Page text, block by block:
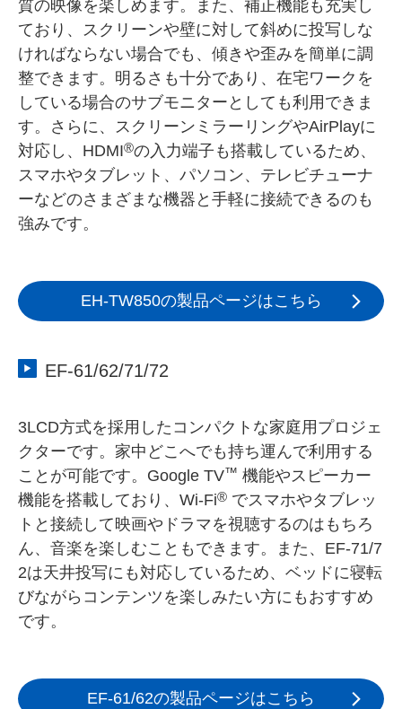
質の映像を楽しめます。また、補正機能も充実し
ており、スクリーンや壁に対して斜めに投写しな
ければならない場合でも、傾きや歪みを簡単に調
整できます。明るさも十分であり、在宅ワークを
している場合のサブモニターとしても利用できま
す。さらに、スクリーンミラーリングやAirPlayに
対応し、HDMI®の入力端子も搭載しているため、
スマホやタブレット、パソコン、テレビチューナ
ーなどのさまざまな機器と手軽に接続できるのも
強みです。
EH-TW850の製品ページはこちら
EF-61/62/71/72
3LCD方式を採用したコンパクトな家庭用プロジェ
クターです。家中どこへでも持ち運んで利用する
ことが可能です。Google TV™ 機能やスピーカー
機能を搭載しており、Wi-Fi® でスマホやタブレッ
トと接続して映画やドラマを視聴するのはもちろ
ん、音楽を楽しむこともできます。また、EF-71/7
2は天井投写にも対応しているため、ベッドに寝転
びながらコンテンツを楽しみたい方にもおすすめ
です。
EF-61/62の製品ページはこちら